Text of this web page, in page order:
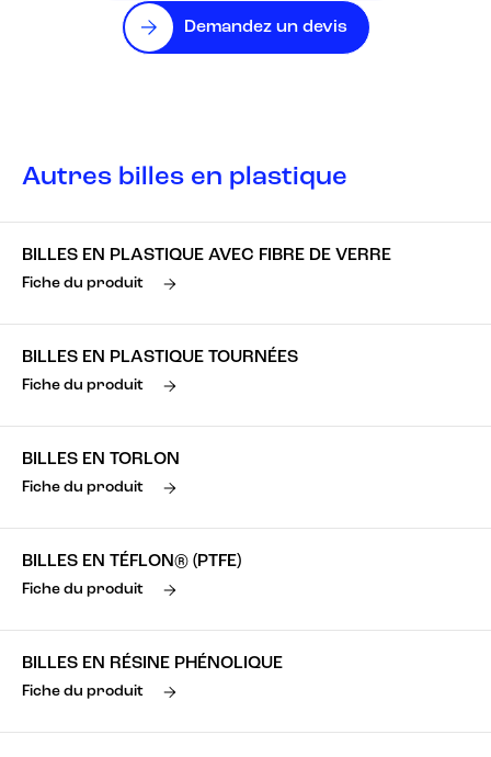
Demandez un devis
Autres billes en plastique
BILLES EN PLASTIQUE AVEC FIBRE DE VERRE
Fiche du produit
BILLES EN PLASTIQUE TOURNÉES
Fiche du produit
BILLES EN TORLON
Fiche du produit
BILLES EN TÉFLON® (PTFE)
Fiche du produit
BILLES EN RÉSINE PHÉNOLIQUE
Fiche du produit